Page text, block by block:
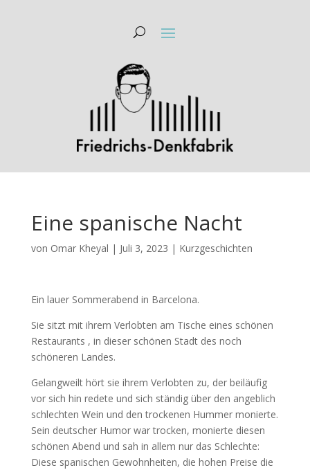
Eine spanische Nacht
von Omar Kheyal | Juli 3, 2023 | Kurzgeschichten
Ein lauer Sommerabend in Barcelona.
Sie sitzt mit ihrem Verlobten am Tische eines schönen
Restaurants , in dieser schönen Stadt des noch
schöneren Landes.
Gelangweilt hört sie ihrem Verlobten zu, der beiläufig
vor sich hin redete und sich ständig über den angeblich
schlechten Wein und den trockenen Hummer monierte.
Sein deutscher Humor war trocken, monierte diesen
schönen Abend und sah in allem nur das Schlechte:
Diese spanischen Gewohnheiten, die hohen Preise die